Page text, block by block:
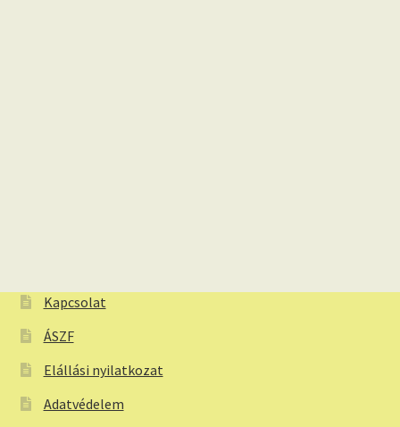
Kapcsolat
ÁSZF
Elállási nyilatkozat
Adatvédelem